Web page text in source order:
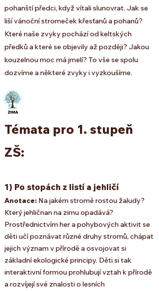
pohanští předci, když vítali slunovrat. Jak se
liší vánoční stromeček křesťanů a pohanů?
Které naše zvyky pochází od keltských
předkůa které se objevilyaž později? Jakou
kouzelnou moc má jmelí? To vše se spolu
dozvíme a některé zvyky i vyzkoušíme.
Témata pro 1. stupeň
ZŠ:
1) Po stopách z listí a jehličí
Anotace: Na jakém stromě rostou žaludy?
Který jehličnan na zimu opadává?
Prostřednictvím her a pohybových aktivit se
děti učí poznávat různé druhy stromů, chápat
jejich význam v přírodě a osvojovat si
základní ekologické principy. Děti si tak
interaktivní formou prohlubují vztah k přírodě
a rozvíjejí své znalosti o lesních